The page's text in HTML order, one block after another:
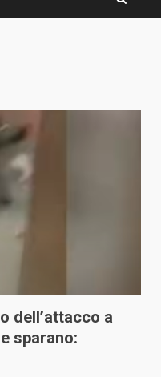
dell’attacco a
sparano: